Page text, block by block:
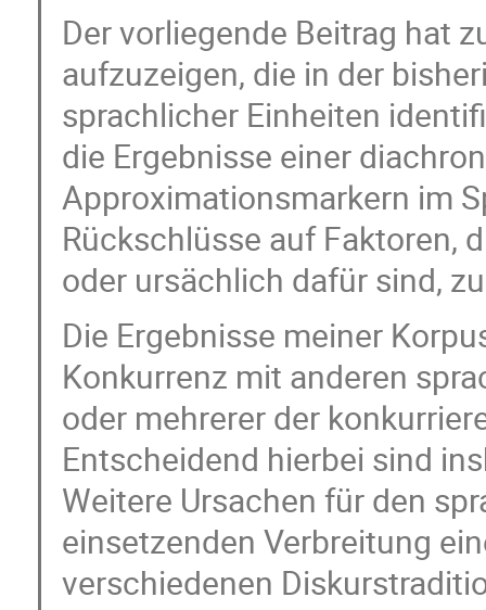
Der vorliegende Beitrag hat
aufzuzeigen, die in der
sprachlicher Einheiten
die Ergebnisse einer
Approximationsmarkern im
Rückschlüsse auf Faktoren,
oder ursächlich dafür sind,
Die Ergebnisse meiner
Konkurrenz mit anderen
oder mehrerer der
Entscheidend hierbei sind
Weitere Ursachen für den
einsetzenden Verbreitung
verschiedenen